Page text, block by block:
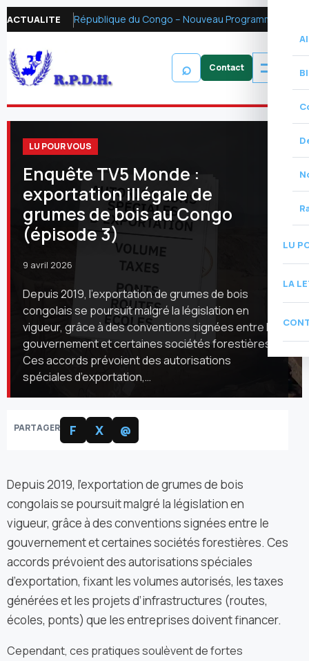
ACTUALITE
⌕
LU
LA
LU POUR VOUS
Enquête TV5 Monde :
exportation illégale de
grumes de bois au Congo
(épisode 3)
9 avril 2026
Depuis 2019, l’exportation de grumes de bois
congolais se poursuit malgré la législation en
vigueur, grâce à des conventions signées entre le
gouvernement et certaines sociétés forestières.
Ces accords prévoient des autorisations
spéciales d’exportation,…
PARTAGER F X @
Depuis 2019, l’exportation de grumes de bois
congolais se poursuit malgré la législation en
vigueur, grâce à des conventions signées entre le
gouvernement et certaines sociétés forestières. Ces
accords prévoient des autorisations spéciales
d’exportation, fixant les volumes autorisés, les taxes
générées et les projets d’infrastructures (routes,
écoles, ponts) que les entreprises doivent financer.
Cependant, ces pratiques soulèvent de fortes